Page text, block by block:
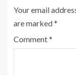
Your email
are marked*
Comment*